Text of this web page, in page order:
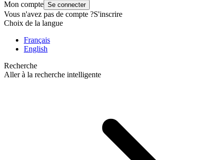
Mon compte Se connecter
Vous n'avez pas de compte ?S'inscrire
Choix de la langue
Français
English
Recherche
Aller à la recherche intelligente